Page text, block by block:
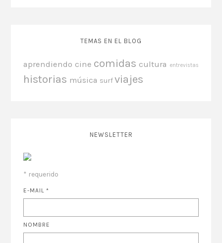
TEMAS EN EL BLOG
aprendiendo cine comidas cultura entrevistas
historias música surf viajes
NEWSLETTER
* requerido
E-MAIL*
NOMBRE